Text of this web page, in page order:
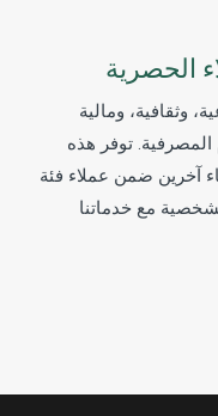
الحصرية
وثقافية، ومالية
توفر هذه
آخرين ضمن عملاء فئة
مع خدماتنا